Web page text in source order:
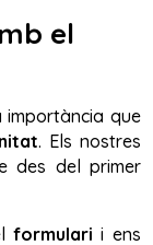
el
importància que
. Els nostres
des del primer
formulari i ens